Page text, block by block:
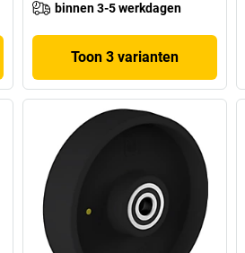
binnen 3-5 werkdagen
Toon 3 varianten